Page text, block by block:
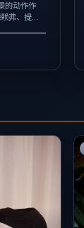
的动作作
弗、提莫